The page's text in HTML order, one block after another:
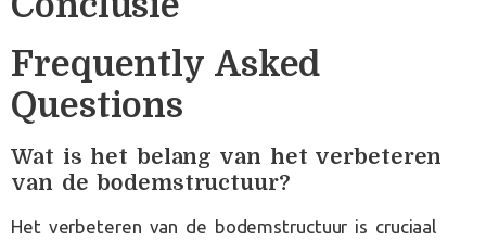
Frequently Asked
Questions
Wat is het belang van het verbeteren
van de bodemstructuur?
Het verbeteren van de bodemstructuur is cruciaal